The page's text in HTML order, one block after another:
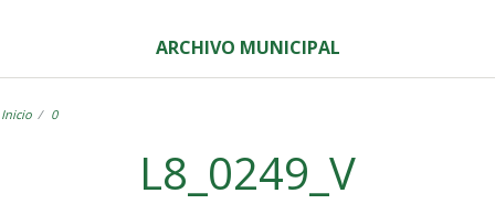
ARCHIVO MUNICIPAL
Inicio 0
L8_0249_V